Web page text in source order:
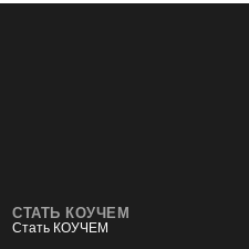
СТАТЬ КОУЧЕМ
Стать КОУЧЕМ